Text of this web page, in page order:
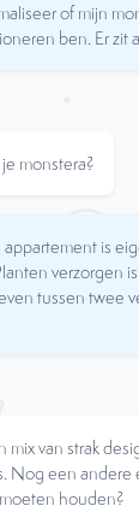
of mijn
ben. Er zit
monstera?
appartement is
verzorgen
tussen twee
mix van strak
Nog een andere
houden?